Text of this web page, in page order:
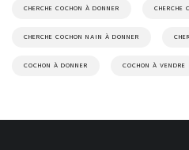
CHERCHE COCHON À DONNER CHERCHE
CHERCHE COCHON NAIN À DONNER
COCHON À DONNER COCHON À VENDRE